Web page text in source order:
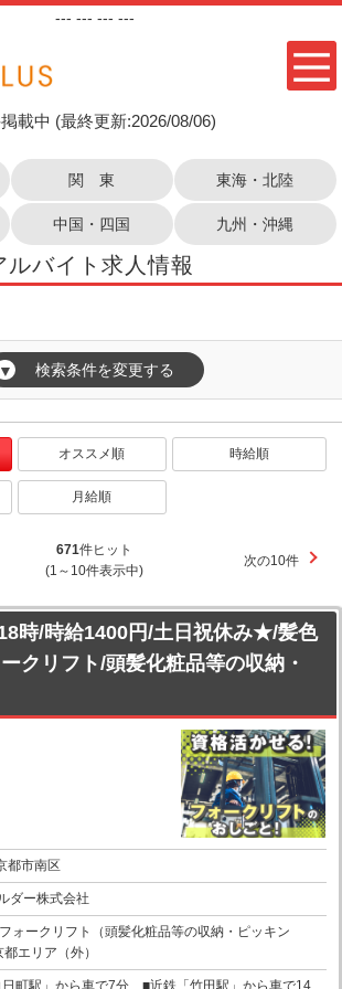
--- --- --- ---
載中 (最終更新:2026/08/06)
関 東 東海・北陸
中国・四国 九州・沖縄
バイト求人情報
▼ 検索条件を変更する
オススメ順 時給順
月給順
671件ヒット
(1～10件表示中)
次の10件
18時/時給1400円/土日祝休み★/髪色
クリフト/頭髪化粧品等の収納・
都市南区
ダー株式会社
ォークリフト（頭髪化粧品等の収納・ピッキン
エリア（外）